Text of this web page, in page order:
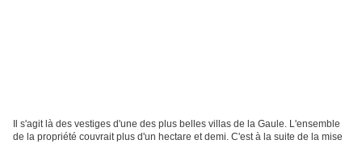
Il s'agit là des vestiges d'une des plus belles villas de la Gaule. L'ensemble
de la propriété couvrait plus d'un hectare et demi. C'est à la suite de la mise